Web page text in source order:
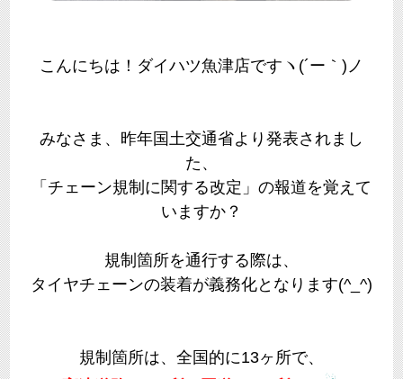
こんにちは！ダイハツ魚津店ですヽ(´ー｀)ノ
みなさま、昨年国土交通省より発表されまし
た、
「チェーン規制に関する改定」の報道を覚えて
いますか？
規制箇所を通行する際は、
タイヤチェーンの装着が義務化となります(^_^)
規制箇所は、全国的に13ヶ所で、